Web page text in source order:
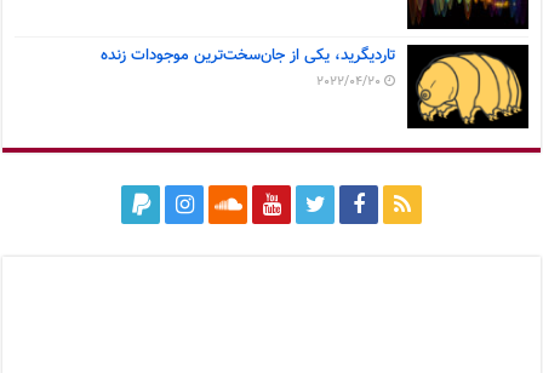
تاردیگرید، یکی از جان‌سخت‌ترین موجودات زنده
2022/04/20